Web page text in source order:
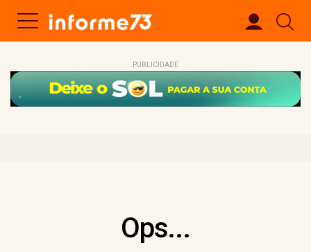
PUBLICIDADE
Ops...